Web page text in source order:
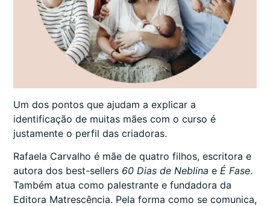
Um dos pontos que ajudam a explicar a
identificação de muitas mães com o curso é
justamente o perfil das criadoras.
Rafaela Carvalho é mãe de quatro filhos, escritora e
autora dos best-sellers 60 Dias de Neblina e É Fase.
Também atua como palestrante e fundadora da
Editora Matrescência. Pela forma como se comunica,